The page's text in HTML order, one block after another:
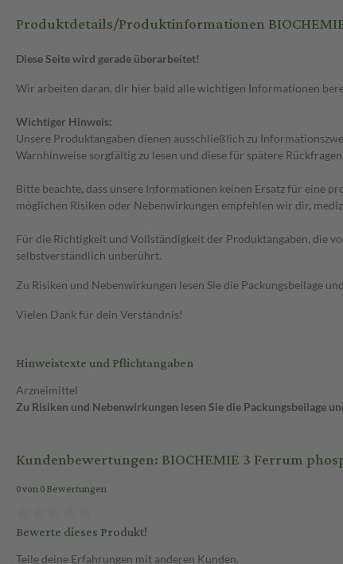
Produktdetails/Produktinformationen
Diese Seite wird gerade überarbeitet!
Wir arbeiten daran, dir hier bald alle wichtigen Informationen
Wichtiger Hinweis:
Unsere Produktangaben dienen ausschließlich zu
Warnhinweise sorgfältig zu lesen und diese für spätere
Bitte beachte, dass unsere Informationen keinen Ersatz für eine
möglichen Risiken oder Nebenwirkungen empfehlen wir dir,
Für die Richtigkeit und Vollständigkeit der Produktangaben, die
selbstverständlich unberührt.
Zu Risiken und Nebenwirkungen lesen Sie die Packungsbeilage
Vielen Dank für dein Verständnis!
Hinweistexte und Pflichtangaben
Arzneimittel
Zu Risiken und Nebenwirkungen lesen Sie die Packungsbeilage
Kundenbewertungen: BIOCHEMIE 3 Ferrum
0 von 0 Bewertungen
Bewerte dieses Produkt!
Teile deine Erfahrungen mit anderen Kunden.